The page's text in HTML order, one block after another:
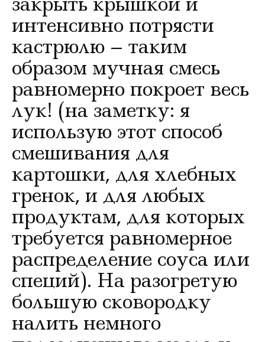
интенсивно потрясти
кастрюлю – таким
образом мучная смесь
равномерно покроет весь
лук! (на заметку: я
использую этот способ
смешивания для
картошки, для хлебных
гренок, и для любых
продуктам, для которых
требуется равномерное
распределение соуса или
специй). На разогретую
большую сковородку
налить немного